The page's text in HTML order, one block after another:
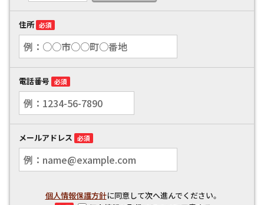
住所 必須
電話番号 必須
メールアドレス 必須
個人情報保護方針に同意して次へ進んでください。